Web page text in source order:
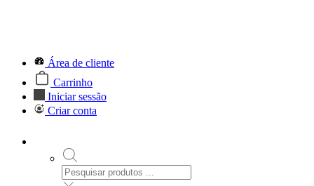
Área de cliente
Carrinho
Iniciar sessão
Criar conta